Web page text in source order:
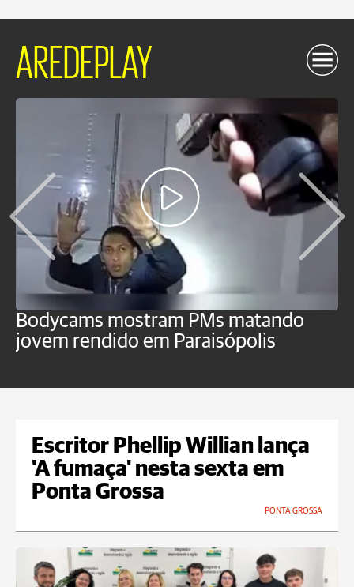
AREDEPLAY
Bodycams mostram PMs matando
jovem rendido em Paraisópolis
Escritor Phellip Willian lança
'A fumaça' nesta sexta em
Ponta Grossa
PONTA GROSSA